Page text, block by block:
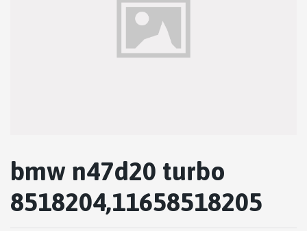
bmw n47d20 turbo
8518204,11658518205